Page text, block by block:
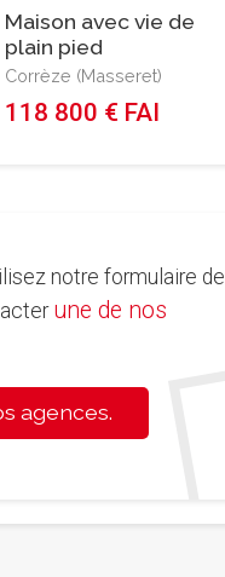
Maison avec vie de
plain pied
Corrèze (Masseret)
118 800 € FAI
notre formulaire de
une de nos
agences.